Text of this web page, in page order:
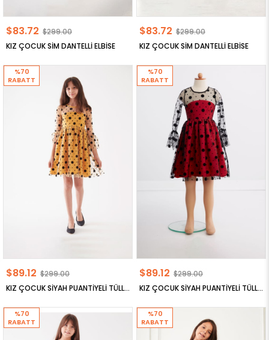
KIZ ÇOCUK SİM DANTELLİ ELBİSE
$83.72 $299.00
KIZ ÇOCUK SİM DANTELLİ ELBİSE
$83.72 $299.00
KIZ ÇOCUK SİYAH PUANTİYELİ TÜLLÜ ELBİSE
$89.12 $299.00
%70
RABATT
KIZ ÇOCUK SİYAH PUANTİYELİ TÜLLÜ ELBİSE
$89.12 $299.00
%70
RABATT
%70
RABATT
%70
RABATT